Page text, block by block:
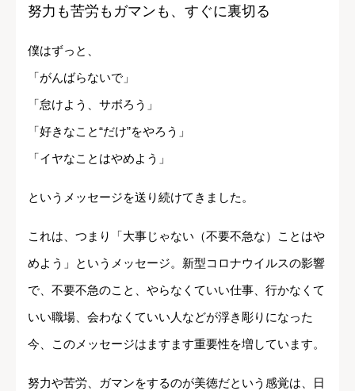
努力も苦労もガマンも、すぐに裏切る
僕はずっと、
「がんばらないで」
「怠けよう、サボろう」
「好きなこと“だけ”をやろう」
「イヤなことはやめよう」
というメッセージを送り続けてきました。
これは、つまり「大事じゃない（不要不急な）ことはや
めよう」というメッセージ。新型コロナウイルスの影響
で、不要不急のこと、やらなくていい仕事、行かなくて
いい職場、会わなくていい人などが浮き彫りになった
今、このメッセージはますます重要性を増しています。
努力や苦労、ガマンをするのが美徳だという感覚は、日